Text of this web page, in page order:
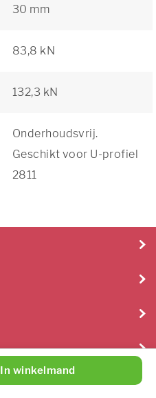
30 mm
83,8 kN
132,3 kN
Onderhoudsvrij.
Geschikt voor U-profiel
2811
In winkelmand